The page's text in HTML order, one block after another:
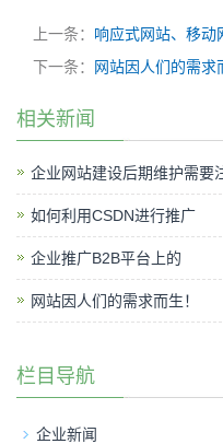
上一条： 响应式网站、移动
下一条：
网站因人们的需求
相关新闻
企业网站建设后期维护需要
如何利用CSDN进行推广
企业推广B2B平台上的
网站因人们的需求而生！
栏目导航
企业新闻